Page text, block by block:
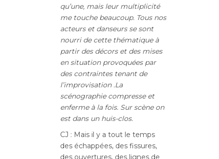
qu’une, mais leur multiplicité
me touche beaucoup. Tous nos
acteurs et danseurs se sont
nourri de cette thématique à
partir des décors et des mises
en situation provoquées par
des contraintes tenant de
l’improvisation .La
scénographie compresse et
enferme à la fois. Sur scène on
est dans un huis-clos.
CJ : Mais il y a tout le temps
des échappées, des fissures,
des ouvertures, des lignes de